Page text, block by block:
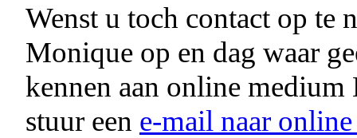
Wenst u toch contact op te
Monique op en dag waar
kennen aan online
stuur een e-mail naar